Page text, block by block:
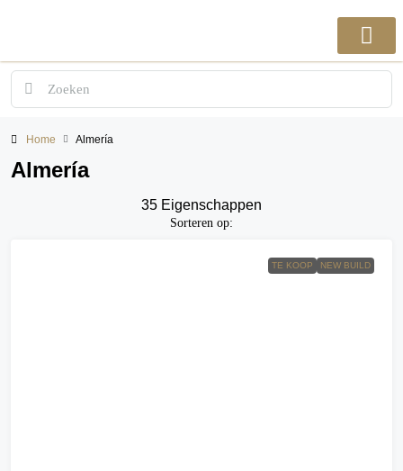
Home Almería
Almería
35 Eigenschappen
Sorteren op:
TE KOOP NEW BUILD